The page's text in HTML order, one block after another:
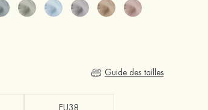
Guide des tailles
EU38